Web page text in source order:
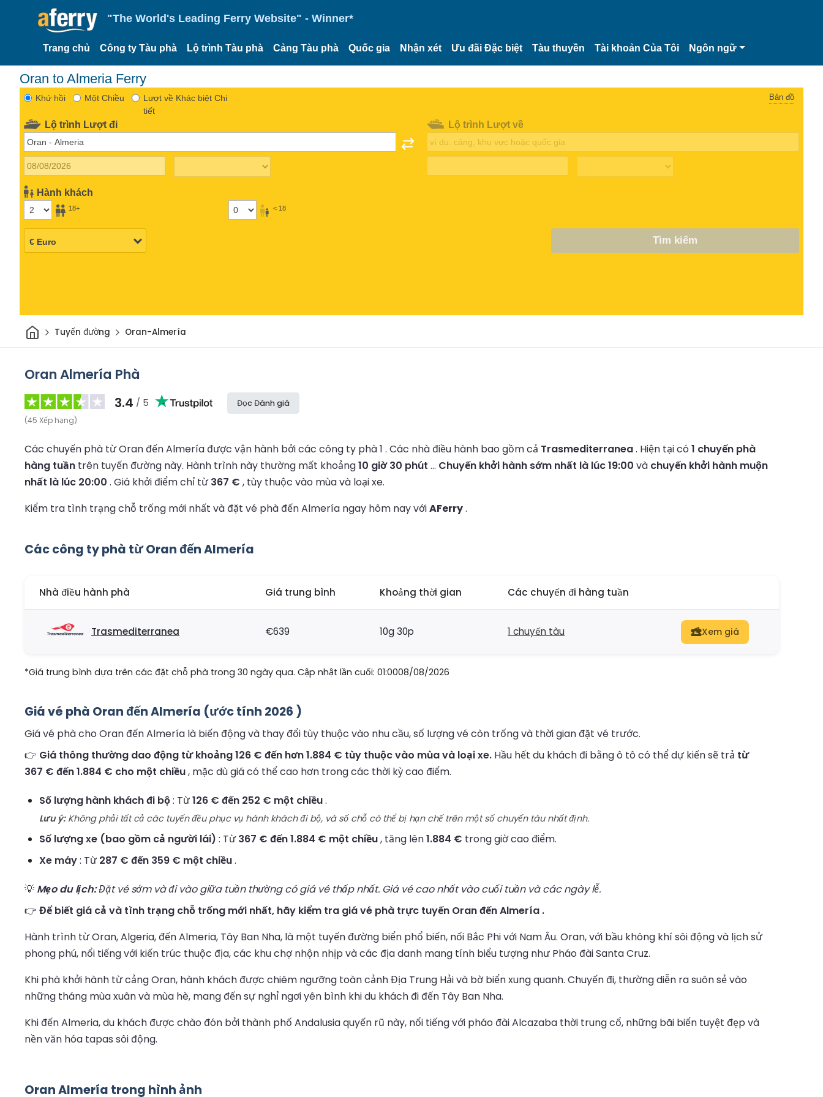
"The World's Leading Ferry Website" - Winner*
Trang chủ Công ty Tàu phà Lộ trình Tàu phà Cảng Tàu phà Quốc gia Nhận xét Ưu đãi Đặc biệt Tàu thuyền Tài khoản Của Tôi Ngôn ngữ
Oran to Almeria Ferry
Khứ hồi Một Chiều
Lượt về Khác biệt Chi
tiết
Bản đồ
Lộ trình Lượt đi
Hành khách
18+ < 18
Lộ trình Lượt về
Tìm kiếm
Trang chủ
Tuyến đường Oran-Almería
Oran Almería Phà
3.4 / 5
(45 Xếp hạng)
Đọc Đánh giá
Các chuyến phà từ Oran đến Almería được vận hành bởi các công ty phà 1 . Các nhà điều hành bao gồm cả Trasmediterranea. Hiện tại có 1 chuyến phà
hàng tuần trên tuyến đường này. Hành trình này thường mất khoảng10 giờ 30 phút ... Chuyến khởi hành sớm nhất là lúc 19:00 và chuyến khởi hành muộn
nhất là lúc 20:00 . Giá khởi điểm chỉ từ367 € , tùy thuộc vào mùa và loại xe.
Kiểm tra tình trạng chỗ trống mới nhất và đặt vé phà đến Almería ngay hôm nay vớiAFerry.
Các công ty phà từ Oran đến Almería
Nhà điều hành phà Giá trung bình Khoảng thời gian Các chuyến đi hàng tuần
Trasmediterranea €639 10g 30p 1 chuyến tàu Xem giá
*Giá trung bình dựa trên các đặt chỗ phà trong 30 ngày qua. Cập nhật lần cuối: 01:0008/08/2026
Giá vé phà Oran đến Almería (ước tính 2026 )
Giá vé phà cho Oran đến Almería là biến động và thay đổi tùy thuộc vào nhu cầu, số lượng vé còn trống và thời gian đặt vé trước.
👉 Giá thông thường dao động từ khoảng 126 € đến hơn 1.884 € tùy thuộc vào mùa và loại xe. Hầu hết du khách đi bằng ô tô có thể dự kiến sẽ trả từ
367 € đến 1.884 € cho một chiều, mặc dù giá có thể cao hơn trong các thời kỳ cao điểm.
Số lượng hành khách đi bộ: Từ126 € đến 252 € một chiều.
Lưu ý:Không phải tất cả các tuyến đều phục vụ hành khách đi bộ, và số chỗ có thể bị hạn chế trên một số chuyến tàu nhất định.
Số lượng xe (bao gồm cả người lái) : Từ367 € đến 1.884 € một chiều, tăng lên1.884 € trong giờ cao điểm.
Xe máy: Từ287 € đến 359 € một chiều.
💡 Mẹo du lịch:Đặt vé sớm và đi vào giữa tuần thường có giá vé thấp nhất. Giá vé cao nhất vào cuối tuần và các ngày lễ.
👉 Để biết giá cả và tình trạng chỗ trống mới nhất, hãy kiểm tra giá vé phà trực tuyến Oran đến Almería .
Hành trình từ Oran, Algeria, đến Almeria, Tây Ban Nha, là một tuyến đường biển phổ biến, nối Bắc Phi với Nam Âu. Oran, với bầu không khí sôi động và lịch sử
phong phú, nổi tiếng với kiến trúc thuộc địa, các khu chợ nhộn nhịp và các địa danh mang tính biểu tượng như Pháo đài Santa Cruz.
Khi phà khởi hành từ cảng Oran, hành khách được chiêm ngưỡng toàn cảnh Địa Trung Hải và bờ biển xung quanh. Chuyến đi, thường diễn ra suôn sẻ vào
những tháng mùa xuân và mùa hè, mang đến sự nghỉ ngơi yên bình khi du khách đi đến Tây Ban Nha.
Khi đến Almeria, du khách được chào đón bởi thành phố Andalusia quyến rũ này, nổi tiếng với pháo đài Alcazaba thời trung cổ, những bãi biển tuyệt đẹp và
nền văn hóa tapas sôi động.
Oran Almería trong hình ảnh